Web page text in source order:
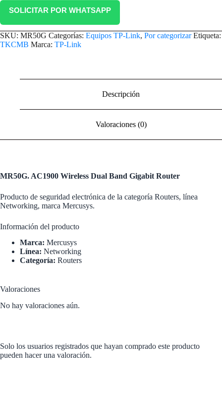
SOLICITAR POR WHATSAPP
SKU: MR50G Categorías: Equipos TP-Link, Por categorizar Etiqueta:
TKCMB Marca: TP-Link
Descripción
Valoraciones (0)
MR50G. AC1900 Wireless Dual Band Gigabit Router
Producto de seguridad electrónica de la categoría Routers, línea
Networking, marca Mercusys.
Información del producto
Marca: Mercusys
Línea: Networking
Categoría: Routers
Valoraciones
No hay valoraciones aún.
Solo los usuarios registrados que hayan comprado este producto
pueden hacer una valoración.